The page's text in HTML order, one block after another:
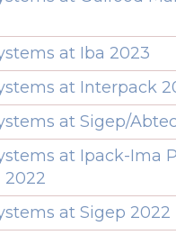
at Iba 2023
at Interpack
at Sigep/
at Ipack-Ima
2022
at Sigep 2022